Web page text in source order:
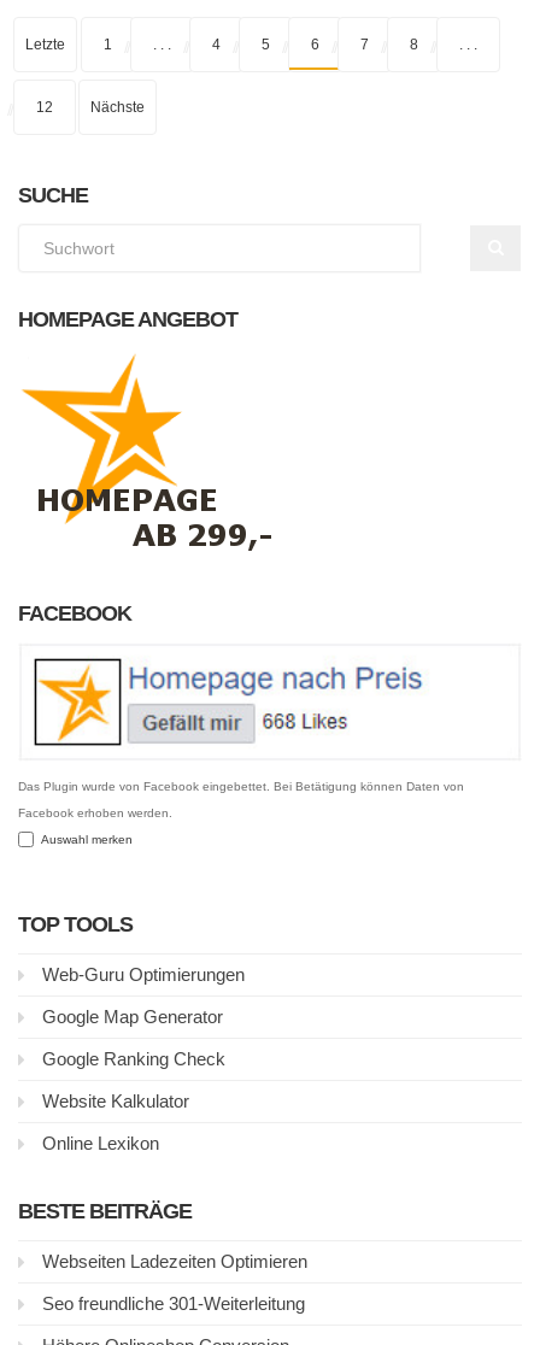
Letzte 1 4 5 6 7 8
12 Nächste
SUCHE
HOMEPAGE ANGEBOT
FACEBOOK
Das Plugin wurde von Facebook eingebettet. Bei Betätigung können Daten von
Facebook erhoben werden.
Auswahl merken
TOP TOOLS
Web-Guru Optimierungen
Google Map Generator
Google Ranking Check
Website Kalkulator
Online Lexikon
BESTE BEITRÄGE
Webseiten Ladezeiten Optimieren
Seo freundliche 301-Weiterleitung